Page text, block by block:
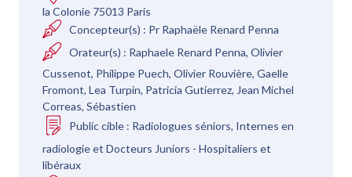
la Colonie 75013 Paris
Concepteur(s) : Pr Raphaële Renard Penna
Orateur(s) : Raphaele Renard Penna, Olivier
Cussenot, Philippe Puech, Olivier Rouvière, Gaelle
Fromont, Lea Turpin, Patricia Gutierrez, Jean Michel
Correas, Sébastien
Public cible : Radiologues séniors, Internes en
radiologie et Docteurs Juniors - Hospitaliers et
libéraux